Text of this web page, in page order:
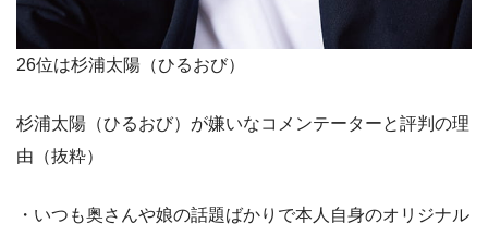
26位は杉浦太陽（ひるおび）
杉浦太陽（ひるおび）が嫌いなコメンテーターと評判の理
由（抜粋）
・いつも奥さんや娘の話題ばかりで本人自身のオリジナル